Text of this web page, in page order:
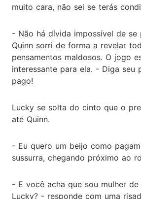
muito cara, não sei se terás
- Não há dívida impossível de se
Quinn sorri de forma a revelar
pensamentos maldosos. O jogo
interessante para ela. - Diga seu
pago!
Lucky se solta do cinto que o
até Quinn.
- Eu quero um beijo como
sussurra, chegando próximo ao
- E você acha que sou mulher
Lucky? - responde com uma